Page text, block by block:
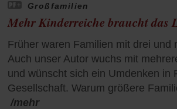
Großfamilien
Mehr Kinderreiche braucht das
Früher waren Familien mit drei und
Auch unser Autor wuchs mit
und wünscht sich ein Umdenken in
Gesellschaft. Warum größere
/mehr